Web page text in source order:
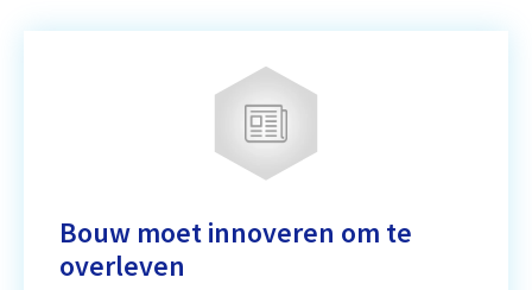
Bouw moet innoveren om te
overleven